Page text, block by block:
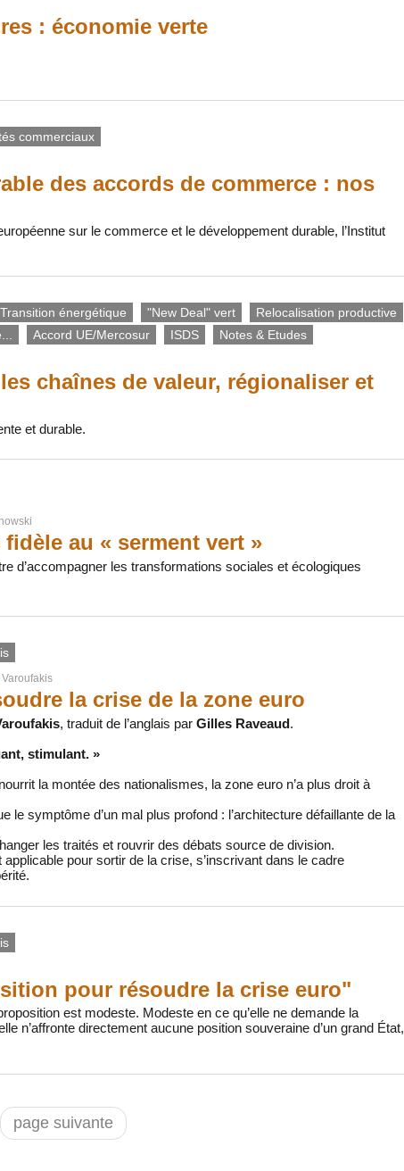
: économie verte
commerciaux
des accords de commerce : nos
sur le commerce et le développement durable, l’Institut
Transition énergétique "New Deal" vert
Relocalisation productive
Accord UE/Mercosur ISDS Notes & Etudes
chaînes de valeur, régionaliser et
et durable.
au « serment vert »
d’accompagner les transformations sociales et écologiques
la crise de la zone euro
, traduit de l’anglais par Gilles Raveaud.
stimulant. »
la montée des nationalismes, la zone euro n’a plus droit à
le symptôme d’un mal plus profond : l’architecture défaillante de la
les traités et rouvrir des débats source de division.
pour sortir de la crise, s’inscrivant dans le cadre
pour résoudre la crise euro"
est modeste. Modeste en ce qu’elle ne demande la
n’affronte directement aucune position souveraine d’un grand État,
page suivante